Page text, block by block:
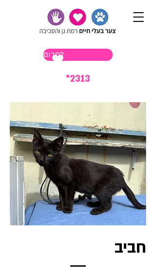
לתרום
*2313
חביב